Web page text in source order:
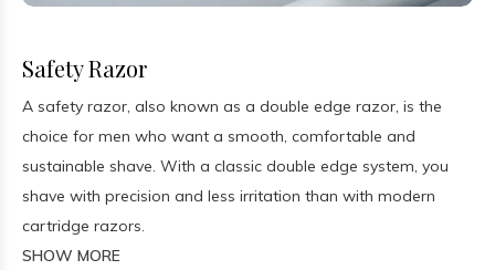
Safety Razor
A safety razor, also known as a double edge razor, is the
choice for men who want a smooth, comfortable and
sustainable shave. With a classic double edge system, you
shave with precision and less irritation than with modern
cartridge razors.
SHOW MORE